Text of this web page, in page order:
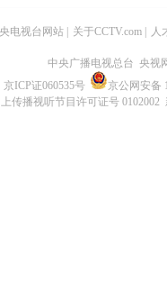
电视台网站 关于CCTV.com 人
中央广播电视总台 央视
京ICP证060535号
京公网安备
上传播视听节目许可证号 0102002